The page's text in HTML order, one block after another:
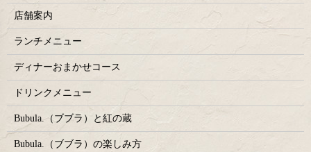
店舗案内
ランチメニュー
ディナーおまかせコース
ドリンクメニュー
Bubula.（ブブラ）と紅の蔵
Bubula.（ブブラ）の楽しみ方